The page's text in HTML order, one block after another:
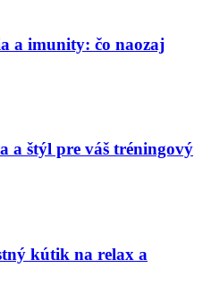
a imunity: čo naozaj
a štýl pre váš tréningový
kútik na relax a